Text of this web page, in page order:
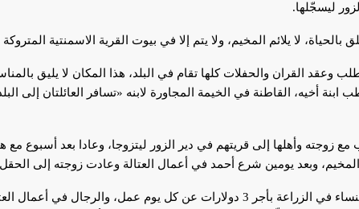
ليسجّلها.
بالحياة، لا يلائم المخيم، ولا يتم إلا في بيوت القرية الاسمنتية
وعقد القران والحفلات كلها تقام في البلد، هذا المكان لا يليق
ابنة أخيه، القاطنة في الخيمة المجاورة لابنه «تسافر العائلتان إلى
مع زوجته وأهلها إلى قريتهم في دير الزور ليتزوجا، وعادا بعد أسبوع
وبعد يومين شرع أحمد في أعمال العتالة وعادت زوجته إلى